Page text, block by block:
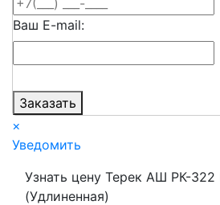
Ваш E-mail:
Заказать
×
Уведомить
Узнать цену Терек АШ РК-322
(Удлиненная)